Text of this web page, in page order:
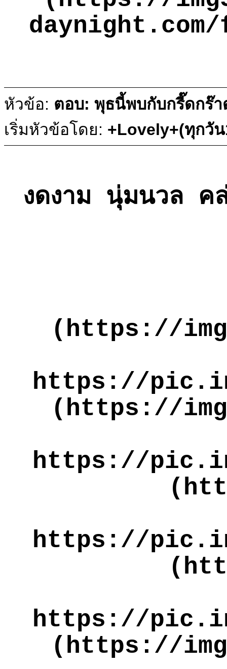
daynight.com/
หัวข้อ: ตอบ: พุธนี้พบกับกรี๊ดกร๊า
เริ่มหัวข้อโดย: +Lovely+(ทุกวั
งดงาม นุ่มนวล ค
(https://
https://pic.in.th/
(https://
https://pic.in.th/
https://pic.in.th/
https://pic.in.th/
(https://